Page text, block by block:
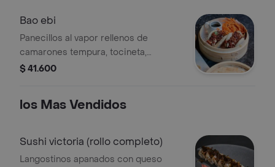
Bao ebi
Panecillos al vapor rellenos de
camarones tempura, tocineta,
mézclum, salsa de anguila y mayonesa
$ 41.600
los Mas Vendidos
Sushi victoria (rollo completo)
Langostinos apanados con queso